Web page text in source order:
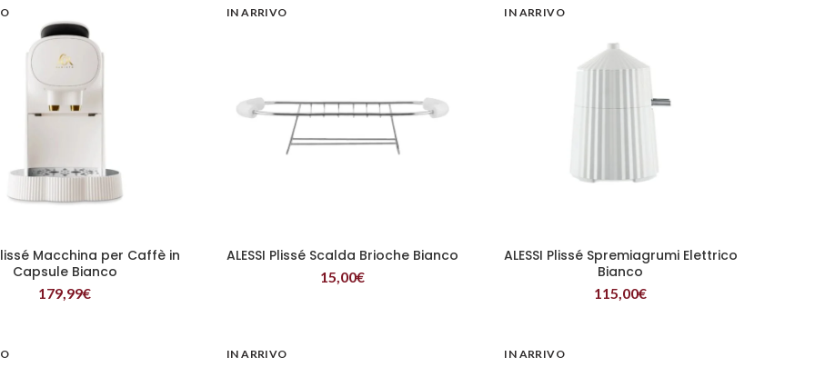
LEGGI TUTTO
Macchina per Caffè in
Capsule Bianco
179,99€
IN ARRIVO
LEGGI TUTTO
ALESSI Plissé Scalda Brioche Bianco
15,00€
IN ARRIVO
LEGGI TUTTO
ALESSI Plissé Spremiagrumi Elettrico
Bianco
115,00€
IN ARRIVO IN ARRIVO